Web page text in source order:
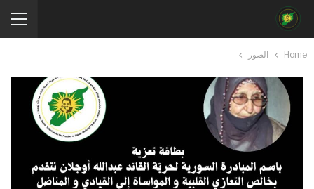
Home الصور